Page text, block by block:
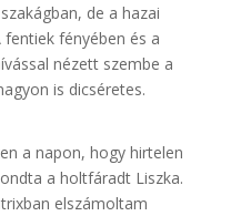
de a hazai
fényében és a
nézett szembe a
is dicséretes.
a napon, hogy hirtelen
a holtfáradt Liszka.
elszámoltam